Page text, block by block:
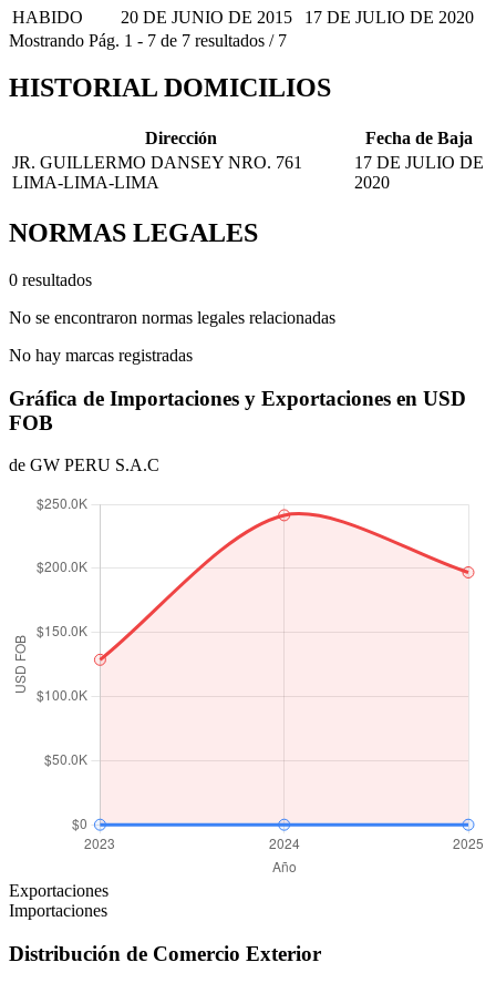
HABIDO
20 DE JUNIO DE 2015
17 DE JULIO DE 2020
Mostrando Pág. 1 - 7 de 7 resultados / 7
HISTORIAL DOMICILIOS
Dirección
Fecha de Baja
JR. GUILLERMO DANSEY NRO. 761
LIMA-LIMA-LIMA
17 DE JULIO DE
2020
NORMAS LEGALES
0 resultados
No se encontraron normas legales relacionadas
No hay marcas registradas
Gráfica de Importaciones y Exportaciones en USD
FOB
de GW PERU S.A.C
Exportaciones
Importaciones
Distribución de Comercio Exterior